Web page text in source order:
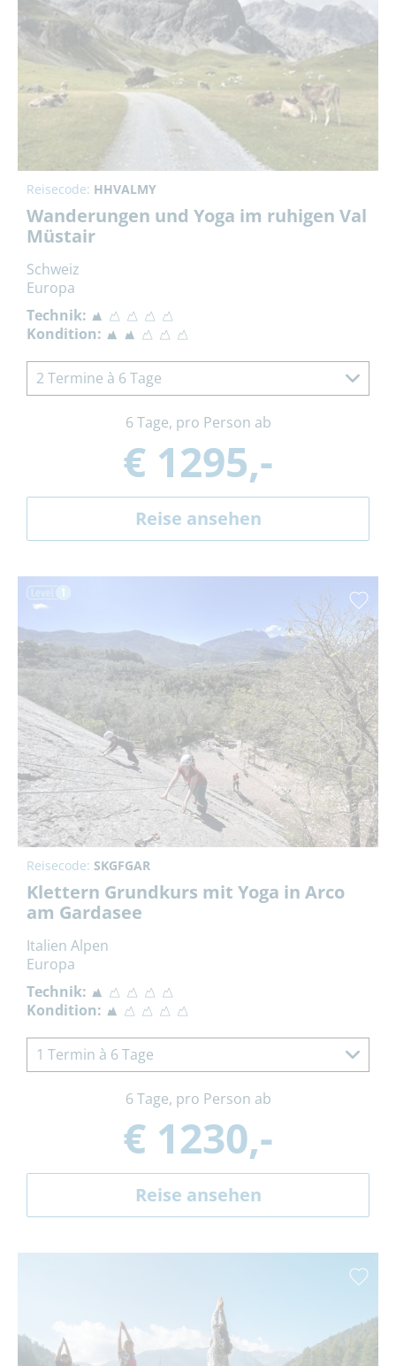
Reisecode: HHVALMY
Wanderungen und Yoga im ruhigen Val
Müstair
Schweiz
Europa
Technik:
Kondition:
2 Termine à 6 Tage
6 Tage, pro Person ab
€ 1295,-
Reise ansehen
Reisecode: SKGFGAR
Klettern Grundkurs mit Yoga in Arco
am Gardasee
Italien Alpen
Europa
Technik:
Kondition:
1 Termin à 6 Tage
6 Tage, pro Person ab
€ 1230,-
Reise ansehen